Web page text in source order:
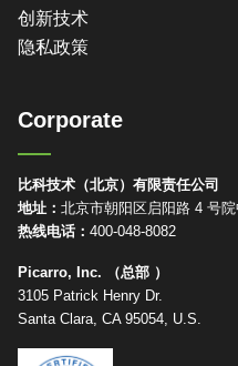
创新技术
隐私政策
Corporate
比科技术（北京）有限责任公司
地址： 北京市朝阳区启阳路 4 号
热线电话： 400-048-8082
Picarro, Inc. （总部 ）
3105 Patrick Henry Dr.
Santa Clara, CA 95054, U.S.